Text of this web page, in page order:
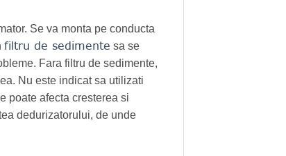
Se va monta pe conducta
filtru de sedimente sa se
Fara filtru de sedimente,
Nu este indicat sa utilizati
poate afecta cresterea si
dedurizatorului, de unde